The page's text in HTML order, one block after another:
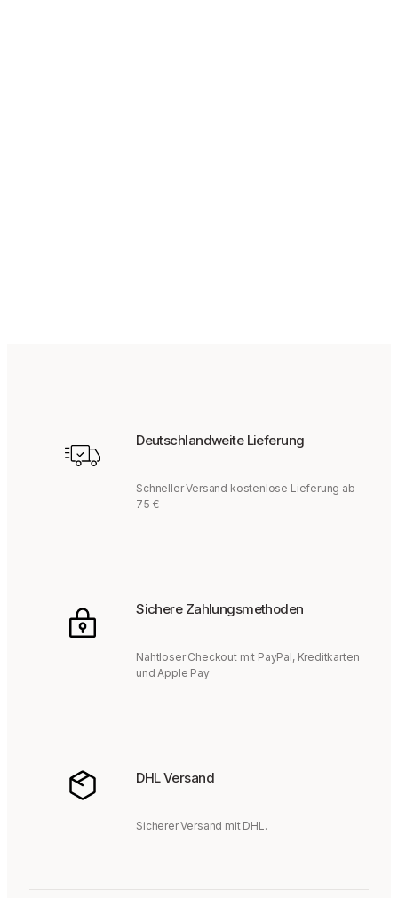
Deutschlandweite Lieferung
Schneller Versand kostenlose Lieferung ab
75 €
Sichere Zahlungsmethoden
Nahtloser Checkout mit PayPal, Kreditkarten
und Apple Pay
DHL Versand
Sicherer Versand mit DHL.